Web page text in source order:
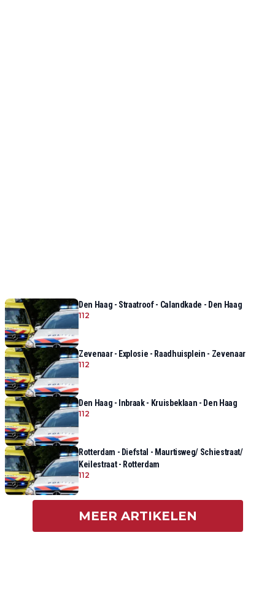
Den Haag - Straatroof - Calandkade - Den Haag
112
Zevenaar - Explosie - Raadhuisplein - Zevenaar
112
Den Haag - Inbraak - Kruisbeklaan - Den Haag
112
Rotterdam - Diefstal - Maurtisweg/ Schiestraat/
Keilestraat - Rotterdam
112
MEER ARTIKELEN